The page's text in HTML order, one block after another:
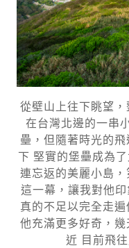
從壁山上往下眺望
在台灣北邊的一串
壘，但隨著時光的
下 堅實的堡壘成為
連忘返的美麗小島
這一幕，讓我對他
真的不足以完全走
他充滿更多好奇，
近 目前飛